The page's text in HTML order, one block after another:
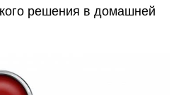
решения в домашней